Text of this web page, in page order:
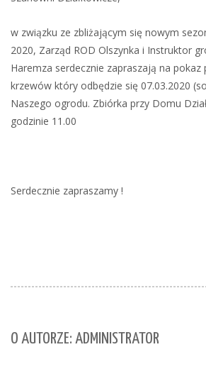
w związku ze zbliżającym się nowym
2020, Zarząd ROD Olszynka i Instruktor
Haremza serdecznie zapraszają na pokaz
krzewów który odbędzie się 07.03.2020
Naszego ogrodu. Zbiórka przy Domu
godzinie 11.00
Serdecznie zapraszamy !
O AUTORZE: ADMINISTRATOR